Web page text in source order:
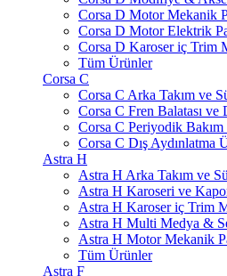
Corsa D Motor Mekanik
Corsa D Motor Elektrik
Corsa D Karoser iç Trim
Tüm Ürünler
Corsa C
Corsa C Arka Takım ve
Corsa C Fren Balatası ve
Corsa C Periyodik
Corsa C Dış Aydınlatma
Astra H
Astra H Arka Takım ve
Astra H Karoseri ve
Astra H Karoser iç Trim
Astra H Multi Medya &
Astra H Motor Mekanik
Tüm Ürünler
Astra F